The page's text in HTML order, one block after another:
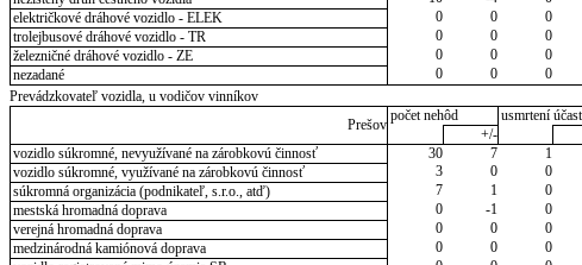
električkové dráhové vozidlo - ELEK
0 0 0
trolejbusové dráhové vozidlo - TR
0 0 0
železničné dráhové vozidlo - ZE
0 0 0
nezadané
0 0 0
Prevádzkovateľ vozidla, u vodičov vinníkov
Prešov
počet nehôd usmrtení
+/-
vozidlo súkromné, nevyužívané na zárobkovú činnosť
30 7 1
vozidlo súkromné, využívané na zárobkovú činnosť
3 0 0
súkromná organizácia (podnikateľ, s.r.o., atď)
7 1 0
mestská hromadná doprava
0 -1 0
verejná hromadná doprava
0 0 0
medzinárodná kamiónová doprava
0 0 0